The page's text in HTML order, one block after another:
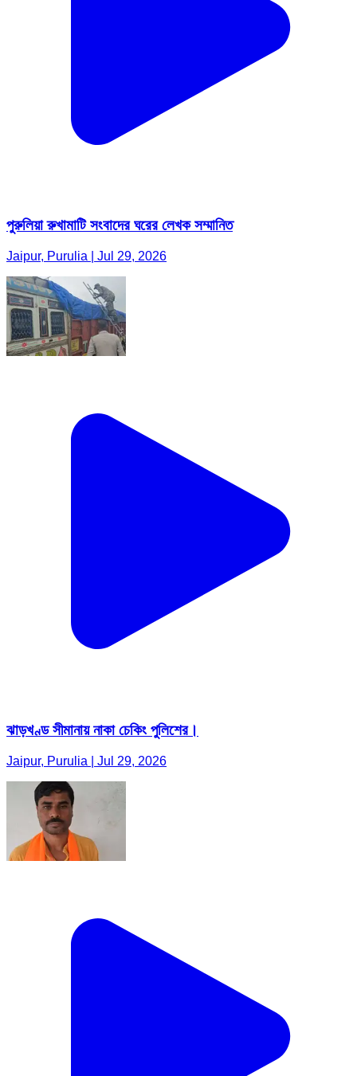
পুরুলিয়া রুখামাটি সংবাদের ঘরের লেখক সম্মানিত
Jaipur, Purulia | Jul 29, 2026
ঝাড়খণ্ড সীমানায় নাকা চেকিং পুলিশের।
Jaipur, Purulia | Jul 29, 2026